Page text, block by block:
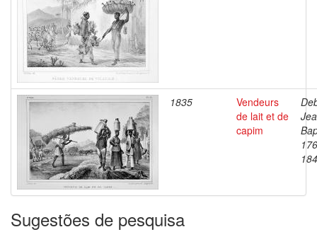
1835
Vendeurs
de lait et de
capim
Sugestões de pesquisa